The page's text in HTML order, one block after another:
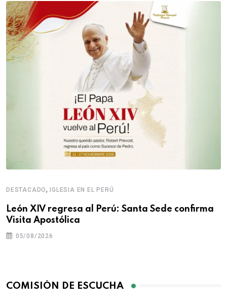
DESTACADO,IGLESIA EN EL PERÚ
León XIV regresa al Perú: Santa Sede confirma
Visita Apostólica
05/08/2026
COMISIÓN DE ESCUCHA